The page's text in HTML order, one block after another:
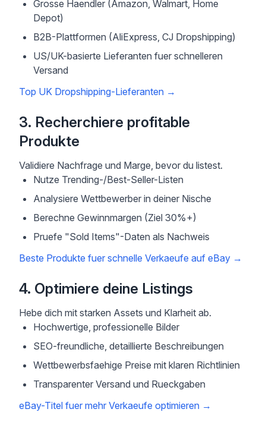
Grosse Haendler (Amazon, Walmart, Home
Depot)
B2B-Plattformen (AliExpress, CJ Dropshipping)
US/UK-basierte Lieferanten fuer schnelleren
Versand
Top UK Dropshipping-Lieferanten →
3. Recherchiere profitable
Produkte
Validiere Nachfrage und Marge, bevor du listest.
Nutze Trending-/Best-Seller-Listen
Analysiere Wettbewerber in deiner Nische
Berechne Gewinnmargen (Ziel 30%+)
Pruefe "Sold Items"-Daten als Nachweis
Beste Produkte fuer schnelle Verkaeufe auf eBay →
4. Optimiere deine Listings
Hebe dich mit starken Assets und Klarheit ab.
Hochwertige, professionelle Bilder
SEO-freundliche, detaillierte Beschreibungen
Wettbewerbsfaehige Preise mit klaren Richtlinien
Transparenter Versand und Rueckgaben
eBay-Titel fuer mehr Verkaeufe optimieren →